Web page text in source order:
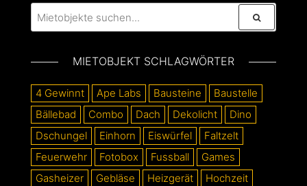
MIETOBJEKT SCHLAGWÖRTER
4 Gewinnt Ape Labs Bausteine
Baustelle
Bällebad
Combo Dach Dekolicht
Dino
Dschungel
Einhorn Eiswürfel
Faltzelt
Feuerwehr
Fotobox Fussball
Games
Gasheizer
Gebläse Heizgerät
Hochzeit